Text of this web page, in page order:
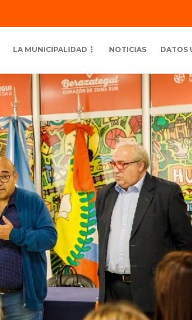
LA MUNICIPALIDAD NOTICIAS DATOS